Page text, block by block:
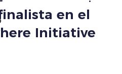
en el
Initiative